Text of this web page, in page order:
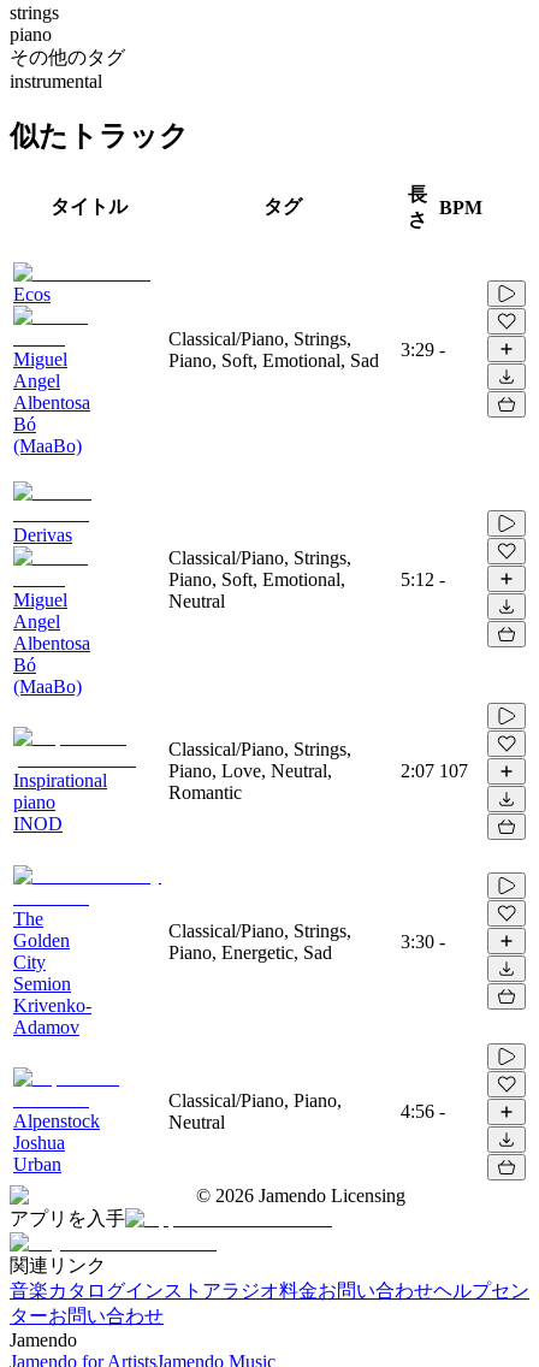
strings
piano
その他のタグ
instrumental
似たトラック
タイトル タグ
長
さ
BPM
Ecos
Miguel
Angel
Albentosa
Bó
(MaaBo)
Classical/Piano, Strings,
Piano, Soft, Emotional, Sad
3:29 -
Derivas
Miguel
Angel
Albentosa
Bó
(MaaBo)
Classical/Piano, Strings,
Piano, Soft, Emotional,
Neutral
5:12 -
Inspirational
piano
INOD
Classical/Piano, Strings,
Piano, Love, Neutral,
Romantic
2:07 107
The
Golden
City
Semion
Krivenko-
Adamov
Classical/Piano, Strings,
Piano, Energetic, Sad
3:30 -
Alpenstock
Joshua
Urban
Classical/Piano, Piano,
Neutral
4:56 -
© 2026 Jamendo Licensing
アプリを入手
関連リンク
音楽カタログインストアラジオ料金お問い合わせヘルプセン
ターお問い合わせ
Jamendo
Jamendo for ArtistsJamendo Music